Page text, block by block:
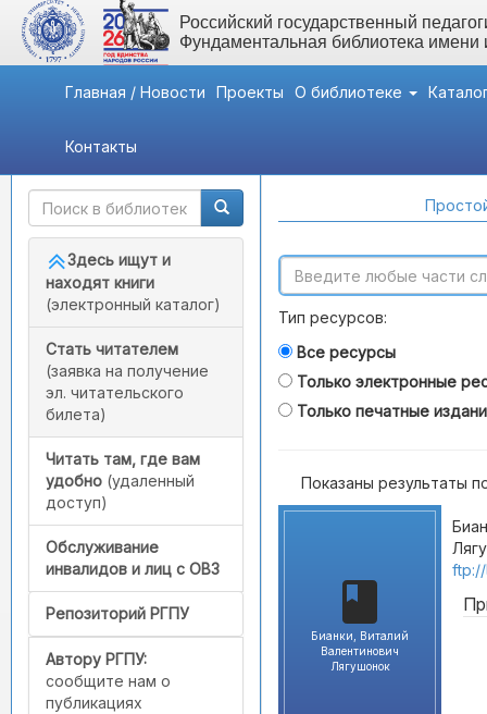
Российский государственный
Фундаментальная библиотека
Главная / Новости Проекты О библиотеке
Контакты
Быстрый доступ
Здесь ищут и
находят книги
(электронный каталог)
Стать читателем
(заявка на получение
эл. читательского
билета)
Читать там, где вам
удобно (удаленный
доступ)
Обслуживание
инвалидов и лиц с ОВЗ
Репозиторий РГПУ
Автору РГПУ:
сообщите нам о
публикациях
Тип ресурсов:
Все ресурсы
Только электронные
Только печатные
Показаны результаты
Бианки, Виталий
Валентинович
Лягушонок
ftp://